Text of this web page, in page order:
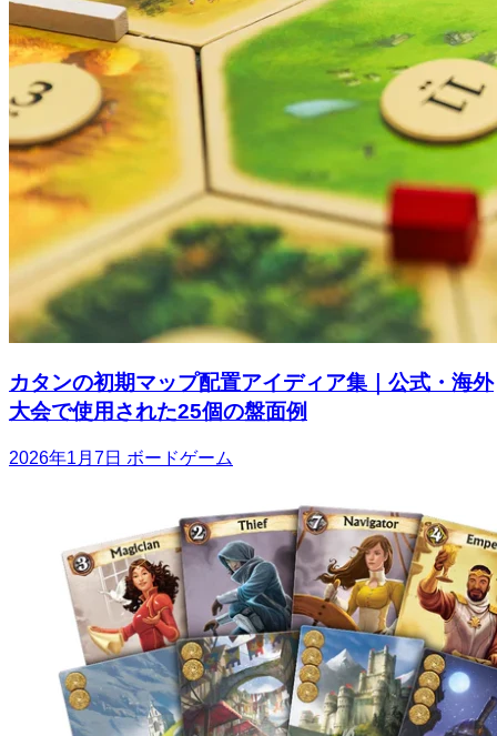
カタンの初期マップ配置アイディア集｜公式・海外
大会で使用された25個の盤面例
2026年1月7日 ボードゲーム